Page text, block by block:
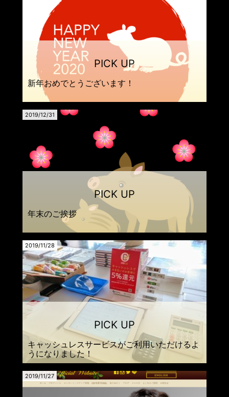
新年おめでとうございます！
年末のご挨拶
2019/12/31
キャッシュレスサービスがご利用いただけるよ
うになりました！
2019/11/28
2019/11/27